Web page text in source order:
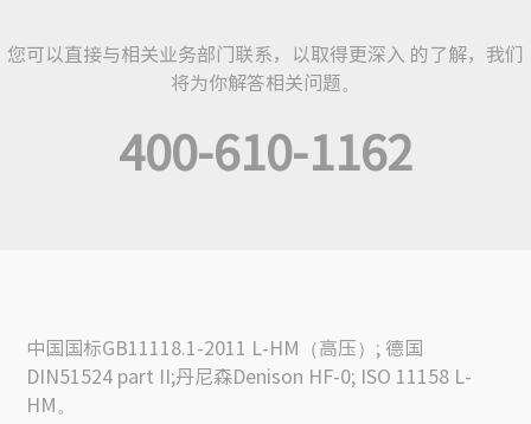
您可以直接与相关业务部门联系，以取得更深入 的了解，我们
将为你解答相关问题。
400-610-1162
中国国标GB11118.1-2011 L-HM（高压）; 德国
DIN51524 part II;丹尼森Denison HF-0; ISO 11158 L-
HM。